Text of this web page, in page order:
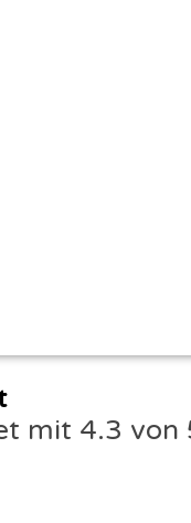
mit 4.3 von